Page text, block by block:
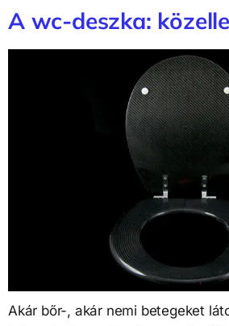
A wc-deszka:
Akár bőr-, akár nemi betegeket